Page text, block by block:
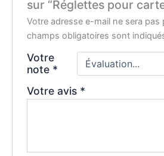
sur “Réglettes pour
Votre adresse e-mail ne sera pas
champs obligatoires sont
Votre
note *
Votre avis *